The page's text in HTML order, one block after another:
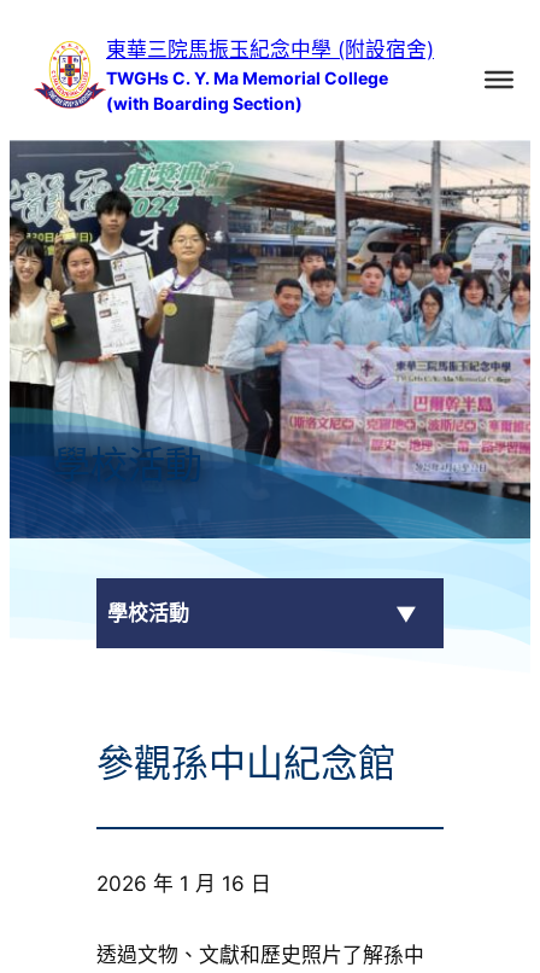
內
容
東華三院馬振玉紀念中學 (附設宿舍)
TWGHs C. Y. Ma Memorial College
(with Boarding Section)
學校活動
學校活動
校外獎項
學校活動
學生作品
校園電視台
參觀孫中山紀念館
2026 年 1 月 16 日
透過文物、文獻和歷史照片了解孫中